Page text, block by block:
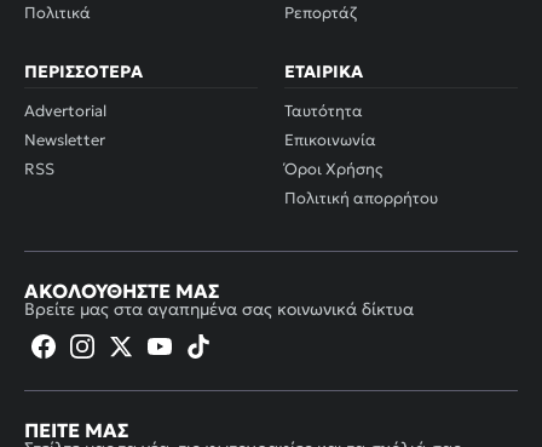
Πολιτικά
Ρεπορτάζ
ΠΕΡΙΣΣΌΤΕΡΑ
Advertorial
Newsletter
RSS
ΕΤΑΙΡΙΚΆ
Ταυτότητα
Επικοινωνία
Όροι Χρήσης
Πολιτική απορρήτου
ΑΚΟΛΟΥΘΉΣΤΕ ΜΑΣ
Βρείτε μας στα αγαπημένα σας κοινωνικά δίκτυα
ΠΕΊΤΕ ΜΑΣ